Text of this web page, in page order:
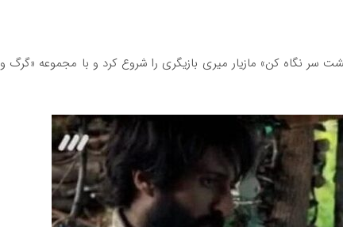
سر نگاه کن» مازیار میری بازیگری را شروع کرد و با مجموعه «گرگ و